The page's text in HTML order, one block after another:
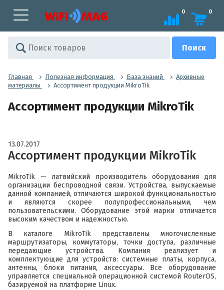
0 0
Главная Полезная информация База знаний
Архивные
материалы
Ассортимент продукции MikroTik
Ассортимент продукции MikroTik
13.07.2017
Ассортимент продукции MikroTik
MikroTik — латвийский производитель оборудования для
организации беспроводной связи. Устройства, выпускаемые
данной компанией, отличаются широкой функциональностью
и являются скорее полупрофессиональными, чем
пользовательскими. Оборудование этой марки отличается
высоким качеством и надежностью.
В каталоге MikroTik представлены многочисленные
маршрутизаторы, коммутаторы, точки доступа, различные
передающие устройства. Компания реализует и
комплектующие для устройств: системные платы, корпуса,
антенны, блоки питания, аксессуары. Все оборудование
управляется специальной операционной системой RouterOS,
базируемой на платформе Linux.